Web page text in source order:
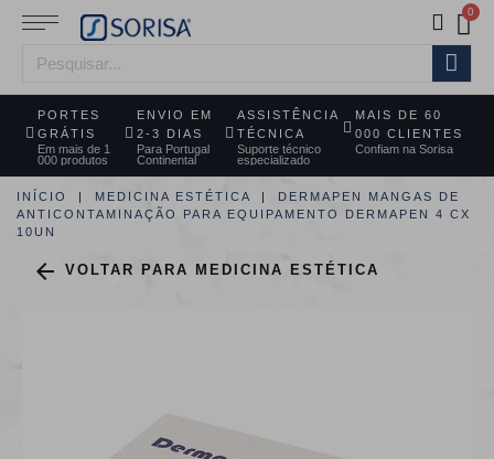
PORTES
GRÁTIS
Em mais de 1
000 produtos
ENVIO EM
2-3 DIAS
Para Portugal
Continental
ASSISTÊNCIA
TÉCNICA
Suporte técnico
especializado
MAIS DE 60
000 CLIENTES
Confiam na Sorisa
INÍCIO MEDICINA ESTÉTICA
DERMAPEN MANGAS DE
ANTICONTAMINAÇÃO PARA EQUIPAMENTO DERMAPEN 4 CX
10UN
 VOLTAR PARA MEDICINA ESTÉTICA